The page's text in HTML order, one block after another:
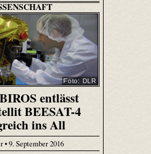
Foto: DLR
entlässt
BEESAT-4
ins All
9. September 2016